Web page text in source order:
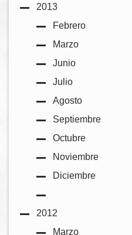
2013
Febrero
Marzo
Junio
Julio
Agosto
Septiembre
Octubre
Noviembre
Diciembre
2012
Marzo